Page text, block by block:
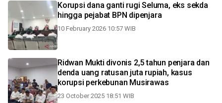
Korupsi dana ganti rugi Seluma, eks sekda
hingga pejabat BPN dipenjara
10 February 2026 10:57 WIB
Ridwan Mukti divonis 2,5 tahun penjara dan
denda uang ratusan juta rupiah, kasus
korupsi perkebunan Musirawas
23 October 2025 18:51 WIB